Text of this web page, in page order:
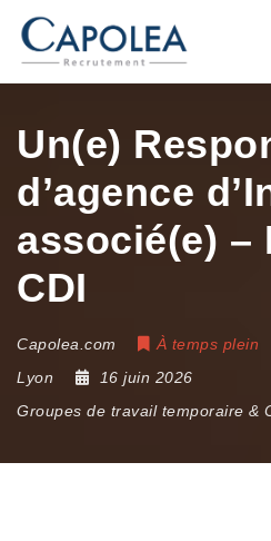
Un(e)
d’agence
associé(e) –
CDI
Capolea.com À temps plein
Lyon
16 juin 2026
Groupes de travail temporaire &